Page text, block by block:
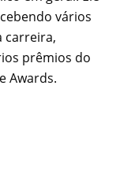
vários
carreira,
prêmios do
Awards.